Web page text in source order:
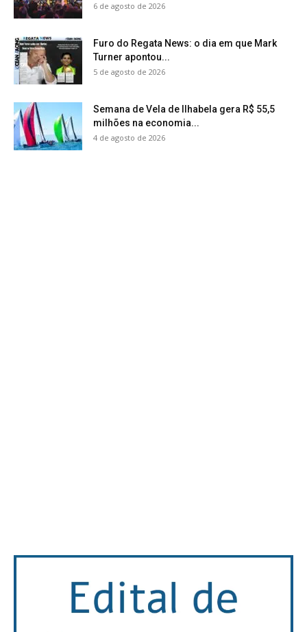
6 de agosto de 2026
Furo do Regata News: o dia em que Mark
Turner apontou...
5 de agosto de 2026
Semana de Vela de Ilhabela gera R$ 55,5
milhões na economia...
4 de agosto de 2026